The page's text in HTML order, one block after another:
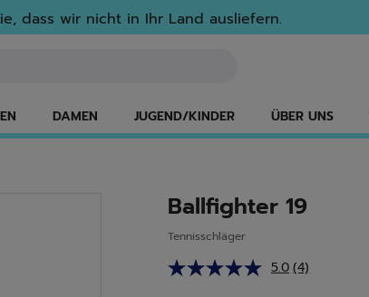
dass wir nicht in Ihr Land ausliefern.
DAMEN JUGEND/KINDER ÜBER UNS
Ballfighter 19
Tennisschläger
5.0 4
(4)